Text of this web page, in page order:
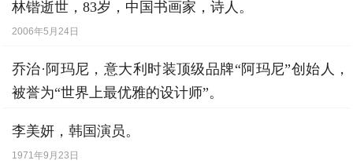
林锴逝世，83岁，中国书画家，诗人。
2006年5月24日
乔治·阿玛尼，意大利时装顶级品牌“阿玛尼”创始人，
被誉为“世界上最优雅的设计师”。
李美妍，韩国演员。
1971年9月23日